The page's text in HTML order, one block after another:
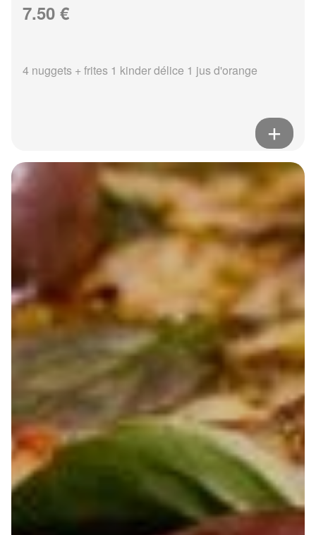
7.50 €
4 nuggets + frites 1 kinder délice 1 jus d'orange